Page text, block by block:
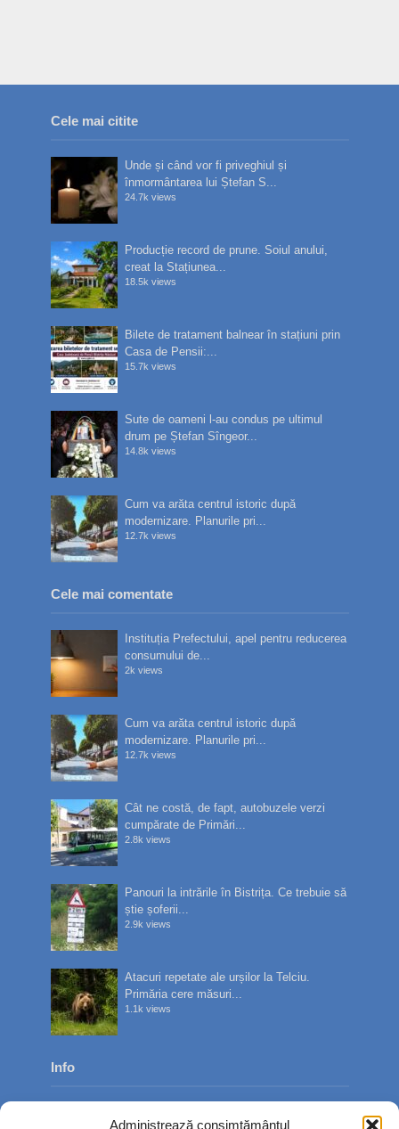
Administrează consimțământul
Cele mai citite
Unde și când vor fi priveghiul și
înmormântarea lui Ștefan S...
24.7k views
Producție record de prune. Soiul anului,
creat la Stațiunea...
18.5k views
Bilete de tratament balnear în stațiuni prin
Casa de Pensii:...
15.7k views
Sute de oameni l-au condus pe ultimul
drum pe Ștefan Sîngeor...
14.8k views
Cum va arăta centrul istoric după
modernizare. Planurile pri...
12.7k views
Cele mai comentate
Instituția Prefectului, apel pentru reducerea
consumului de...
2k views
Cum va arăta centrul istoric după
modernizare. Planurile pri...
12.7k views
Cât ne costă, de fapt, autobuzele verzi
cumpărate de Primări...
2.8k views
Panouri la intrările în Bistrița. Ce trebuie să
știe șoferii...
2.9k views
Atacuri repetate ale urșilor la Telciu.
Primăria cere măsuri...
1.1k views
Info